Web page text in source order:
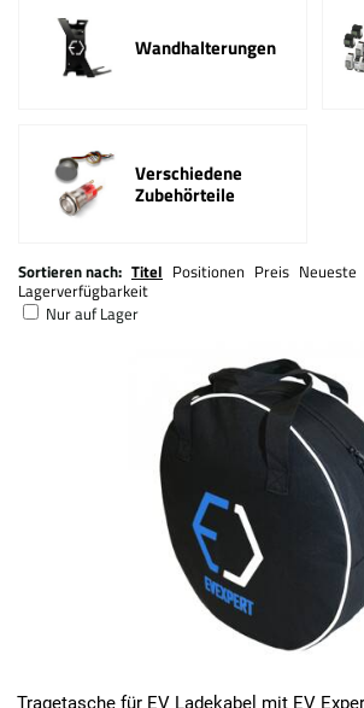
Wandhalterungen
Verschiedene
Zubehörteile
Sortieren nach: Titel Positionen Preis Neueste
Lagerverfügbarkeit
Nur auf Lager
Tragetasche für EV Ladekabel mit EV